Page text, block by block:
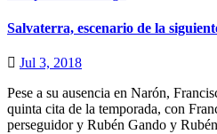
Salvaterra, escenario de la
Jul 3, 2018
Pese a su ausencia en Narón,
quinta cita de la temporada, con
perseguidor y Rubén Gando y